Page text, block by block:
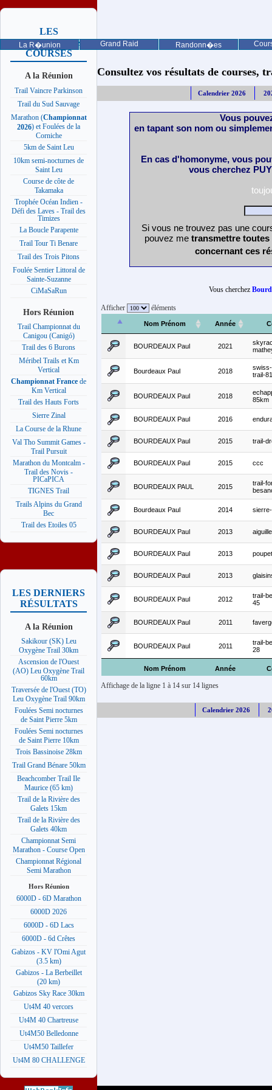
La R�union Grand Raid Randonn�es
LES
PROCHAINES
COURSES
A la Réunion
Trail Vaincre Parkinson
Trail du Sud Sauvage
Marathon (Championnat
2026) et Foulées de la
Corniche
5km de Saint Leu
10km semi-nocturnes de
Saint Leu
Course de côte de
Takamaka
Trophée Océan Indien -
Défi des Laves - Trail des
Timizes
La Boucle Parapente
Trail Tour Ti Benare
Trail des Trois Pitons
Foulée Sentier Littoral de
Sainte-Suzanne
CiMaSaRun
Hors Réunion
Trail Championnat du
Canigou (Canigó)
Trail des 6 Burons
Méribel Trails et Km
Vertical
Championnat France de
Km Vertical
Trail des Hauts Forts
Sierre Zinal
La Course de la Rhune
Val Tho Summit Games -
Trail Pursuit
Marathon du Montcalm -
Trail des Novis -
PICaPICA
TIGNES Trail
Trails Alpins du Grand
Bec
Trail des Etoiles 05
LES DERNIERS
RÉSULTATS
A la Réunion
Sakikour (SK) Leu
Oxygène Trail 30km
Ascension de l'Ouest
(AO) Leu Oxygène Trail
60km
Traversée de l'Ouest (TO)
Leu Oxygène Trail 90km
Foulées Semi nocturnes
de Saint Pierre 5km
Foulées Semi nocturnes
de Saint Pierre 10km
Trois Bassinoise 28km
Trail Grand Bénare 50km
Beachcomber Trail Ile
Maurice (65 km)
Trail de la Rivière des
Galets 15km
Trail de la Rivière des
Galets 40km
Championnat Semi
Marathon - Course Open
Championnat Régional
Semi Marathon
Hors Réunion
6000D - 6D Marathon
6000D 2026
6000D - 6D Lacs
6000D - 6d Crêtes
Gabizos - KV l'Omi Agut
(3.5 km)
Gabizos - La Berbeillet
(20 km)
Gabizos Sky Race 30km
Ut4M 40 vercors
Ut4M 40 Chartreuse
Ut4M50 Belledonne
Ut4M50 Taillefer
Ut4M 80 CHALLENGE
Consultez vos résultats de courses,
Calendrier 2026
Vous
en tapant son nom ou
En cas d'homonyme, vous
vous cherchez
Si vous ne trouvez pas une
pouvez me transmettre
concernant ces
Vous cherchez
Afficher éléments
Nom Prénom Année
Nom Prénom Année
BOURDEAUX Paul 2021
Bourdeaux Paul 2018
trail-
BOURDEAUX Paul 2018
85km
BOURDEAUX Paul 2016
BOURDEAUX Paul 2015 trail-
BOURDEAUX Paul 2015 ccc
BOURDEAUX PAUL 2015
trail-
Bourdeaux Paul 2014
BOURDEAUX Paul 2013
BOURDEAUX Paul 2013 poupet
BOURDEAUX Paul 2013
BOURDEAUX Paul 2012
trail-
45
BOURDEAUX Paul 2011
BOURDEAUX Paul 2011
trail-
28
Affichage de la ligne 1 à 14 sur 14 lignes
Calendrier 2026